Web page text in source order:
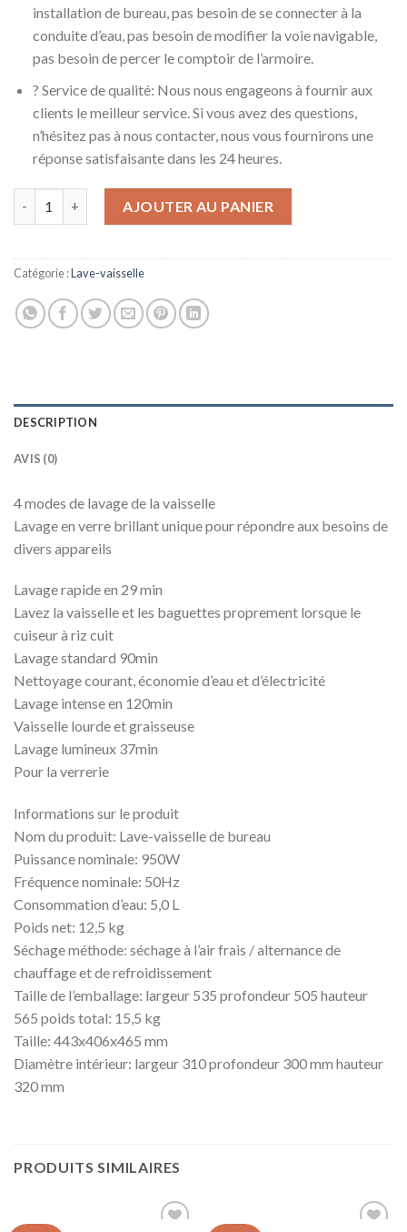
installation de bureau, pas besoin de se connecter à la
conduite d’eau, pas besoin de modifier la voie navigable,
pas besoin de percer le comptoir de l’armoire.
? Service de qualité: Nous nous engageons à fournir aux
clients le meilleur service. Si vous avez des questions,
n’hésitez pas à nous contacter, nous vous fournirons une
réponse satisfaisante dans les 24 heures.
AJOUTER AU PANIER
Catégorie :Lave-vaisselle
DESCRIPTION
AVIS (0)
4 modes de lavage de la vaisselle
Lavage en verre brillant unique pour répondre aux besoins de
divers appareils
Lavage rapide en 29 min
Lavez la vaisselle et les baguettes proprement lorsque le
cuiseur à riz cuit
Lavage standard 90min
Nettoyage courant, économie d’eau et d’électricité
Lavage intense en 120min
Vaisselle lourde et graisseuse
Lavage lumineux 37min
Pour la verrerie
Informations sur le produit
Nom du produit: Lave-vaisselle de bureau
Puissance nominale: 950W
Fréquence nominale: 50Hz
Consommation d’eau: 5,0 L
Poids net: 12,5 kg
Séchage méthode: séchage à l’air frais / alternance de
chauffage et de refroidissement
Taille de l’emballage: largeur 535 profondeur 505 hauteur
565 poids total: 15,5 kg
Taille: 443x406x465 mm
Diamètre intérieur: largeur 310 profondeur 300 mm hauteur
320 mm
PRODUITS SIMILAIRES